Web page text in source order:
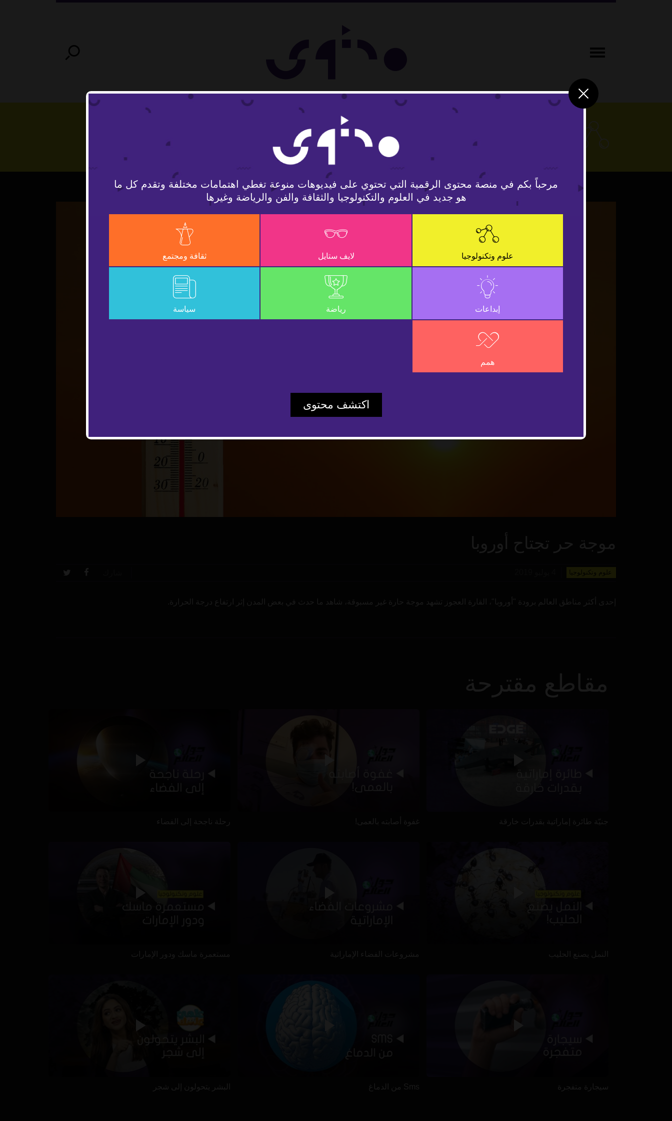
علوم وتكنولوجيا
Play
Video
موجة حر تجتاح أوروبا
علوم وتكنولوجيا
إحدى أكثر مناطق العالم برودة "أوروبا"، القارة العجوز تشهد موجة حارة غير مسبوقة، شاهد ما حدث في بعض المدن إثر ارتفاع درجة الحرارة.
مقاطع مقترحة
جنيّة طائرة إماراتية بقدرات خارقة غفوة أصابته بالعمى! رحلة ناجحة إلى الفضاء
النمل يصنع الحليب مشروعات الفضاء الإماراتية مستعمرة ماسك ودور الإمارات
سيجارة متفجرة Sms من الدماغ البشر يتحولون إلى شجر
مرحباً بكم في منصة محتوى الرقمية التي تحتوي على فيديوهات منوعة تغطي اهتمامات مختلفة وتقدم كل ما
هو جديد في العلوم والتكنولوجيا والثقافة والفن والرياضة وغيرها
علوم وتكنولوجيا لايف ستايل ثقافة ومجتمع
إبداعات رياضة سياسة
همم
اكتشف محتوى